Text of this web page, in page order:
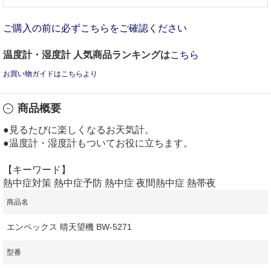
ご購入の前に必ずこちらをご確認ください
温度計・湿度計 人気商品ランキングはこちら
お買い物ガイドはこちらより
商品概要
●見るたびに楽しくなるお天気計。
●温度計・湿度計もついてお役に立ちます。
【キーワード】
熱中症対策 熱中症予防 熱中症 夜間熱中症 熱帯夜
商品名
エンペックス 晴天望機 BW‐5271
型番